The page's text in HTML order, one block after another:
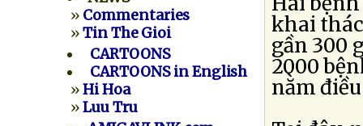
» Commentaries
»Tin The Gioi
CARTOONS
CARTOONS in English
»Hi Hoa
»Luu Tru
khai
gần 300
2000
nằm